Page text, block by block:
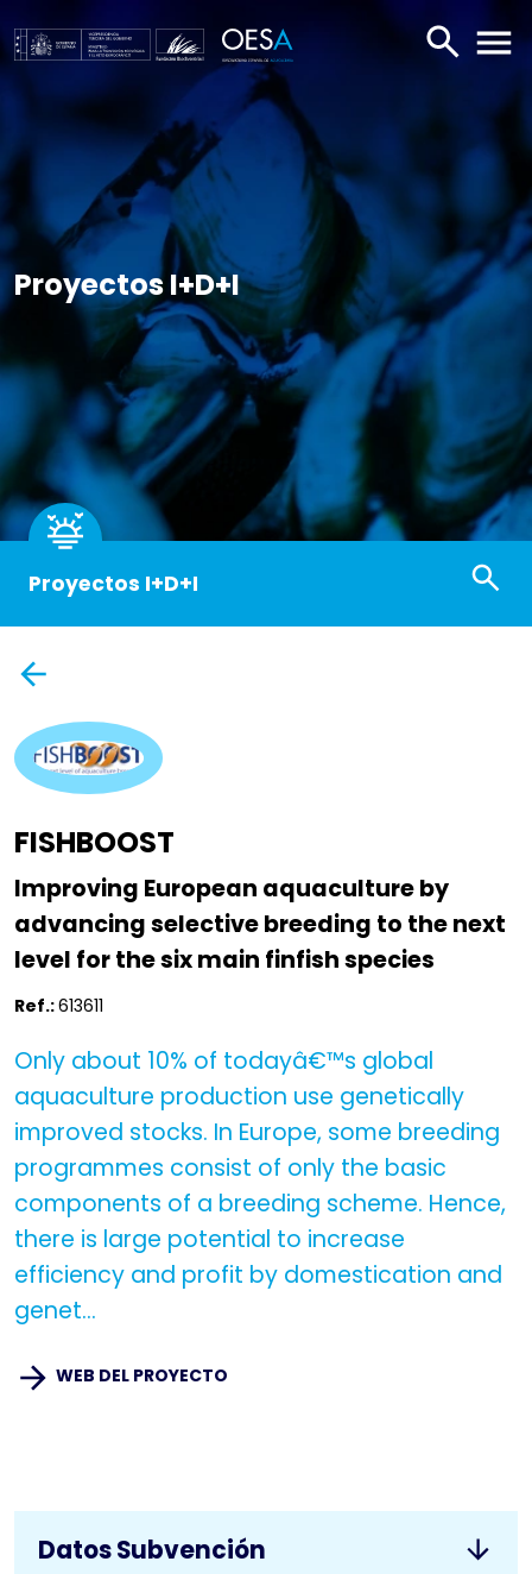
Proyectos I+D+I
FISHBOOST
Improving European aquaculture by
advancing selective breeding to the next
level for the six main finfish species
Ref.:613611
Only about 10% of todayâ€™s global
aquaculture production use genetically
improved stocks. In Europe, some breeding
programmes consist of only the basic
components of a breeding scheme. Hence,
there is large potential to increase
efficiency and profit by domestication and
genet...
WEB DEL PROYECTO
Datos Subvención
Proyectos I+D+I